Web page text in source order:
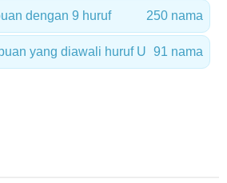
dengan 9 huruf 250 nama
yang diawali huruf U 91 nama